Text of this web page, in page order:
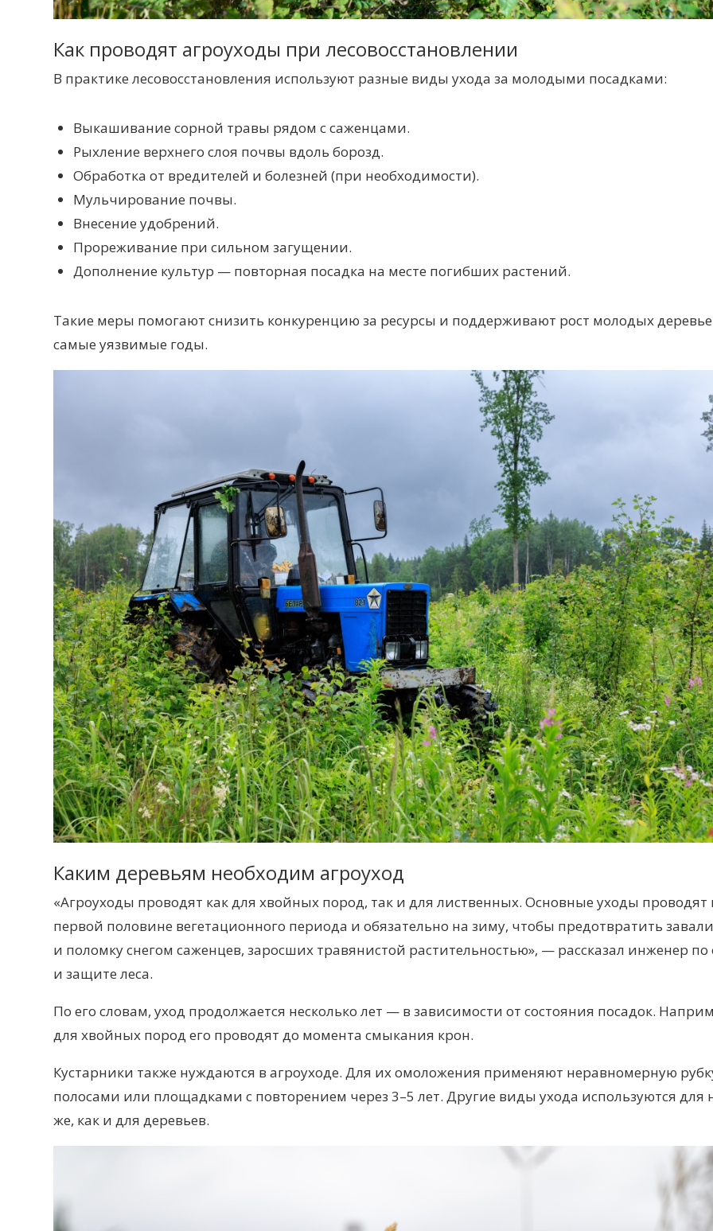
Как проводят агроуходы при лесовосстановлении
В практике лесовосстановления используют разные виды ухода за молодыми посадками:
Выкашивание сорной травы рядом с саженцами.
Рыхление верхнего слоя почвы вдоль борозд.
Обработка от вредителей и болезней (при необходимости).
Мульчирование почвы.
Внесение удобрений.
Прореживание при сильном загущении.
Дополнение культур — повторная посадка на месте погибших растений.
Такие меры помогают снизить конкуренцию за ресурсы и поддерживают рост молодых
самые уязвимые годы.
Каким деревьям необходим агроуход
«Агроуходы проводят как для хвойных пород, так и для лиственных. Основные уходы проводят
первой половине вегетационного периода и обязательно на зиму, чтобы предотвратить
и поломкуснегом саженцев, заросших травянистой растительностью», — рассказал инженер по
и защите леса.
По его словам, уход продолжается несколько лет — в зависимости от состояния посадок.
для хвойных пород его проводят до момента смыкания крон.
Кустарники также нуждаются в агроуходе. Для их омоложения применяют неравномерную
полосами или площадками с повторением через 3–5 лет. Другие виды ухода используются для
же, как и для деревьев.